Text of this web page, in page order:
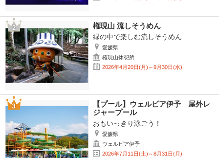
権現山 流しそうめん
緑の中で楽しむ流しそうめん
愛媛県
権現山休憩所
2026年4月20日(月)～9月30日(水)
【プール】ウェルピア伊予 屋外レ
ジャープール
おもいっきり泳ごう！
愛媛県
ウェルピア伊予
2026年7月11日(土)～8月31日(月)